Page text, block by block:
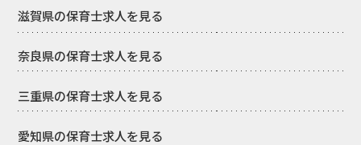
滋賀県の保育士求人を見る
奈良県の保育士求人を見る
三重県の保育士求人を見る
愛知県の保育士求人を見る